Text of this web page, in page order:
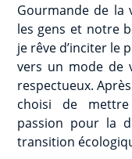
Gourmande de la
les gens et notre
je rêve d’inciter le
vers un mode de
respectueux.
choisi de
passion pour la
transition